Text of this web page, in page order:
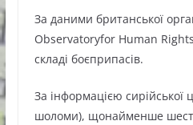
За даними британської
Observatoryfor Human
складі боєприпасів.
За інформацією сирійської
шоломи), щонайменше